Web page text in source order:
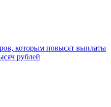
которым повысят выплаты
рублей